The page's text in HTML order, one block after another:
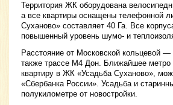
Территория ЖК оборудована
а все квартиры оснащены телефонной
Суханово» составляет 40 Га. Все
повышенный уровень шумо- и
Расстояние от Московской кольцевой
также трассе М4 Дон. Ближайшее
квартиру в ЖК «Усадьба Суханово»,
«Сбербанка России». Усадьба и
полукилометре от новостройки.